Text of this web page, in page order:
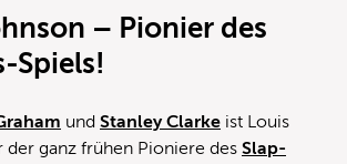
– Pionier des
Spiels!
und Stanley Clarke ist Louis
der ganz frühen Pioniere des Slap-